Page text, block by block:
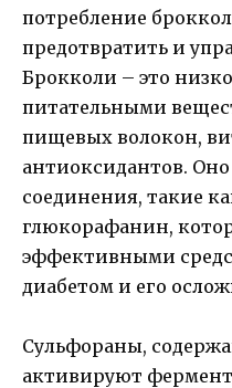
потребление
предотвратить и
Брокколи – это
питательными
пищевых волокон,
антиоксидантов.
соединения, такие
глюкорафанин,
эффективными
диабетом и его
Сульфораны,
активируют